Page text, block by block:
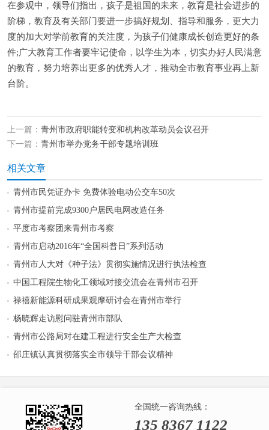
在参观中，领导们指出，孩子是祖国的未来，教育是社会进步的
阶梯，教育及有关部门要进一步搞好规划、指导和服务，更大力
度的加大对学前教育的关注度，为孩子们健康成长创造更好的条
件;广大教育工作者要牢记使命，以学生为本，切实办好人民满意
的教育，努力培养出更多的优秀人才，推动全市教育事业再上新
台阶。
上一篇： 青州市政府职能转变和机构改革动员会议召开
下一篇： 青州市举办党务干部专题培训班
相关文章
青州市民凭证办卡 免费体验电动公交车50次
青州市提前完成9300户居民电网改造任务
平度市考察团来青州市考察
青州市启动2016年“全国科普日”系列活动
青州市人大对《种子法》贯彻实施情况进行执法检查
中国工程院生物化工领域对接交流会在青州市召开
禄禧新能源科研成果观摩研讨会在青州市举行
杨晓辉走访慰问驻青州市部队
青州市公路局对在建工程进行安全生产大检查
邵庄镇认真贯彻落实全市领导干部会议精神
全国统一咨询热线：
135 8367 1122